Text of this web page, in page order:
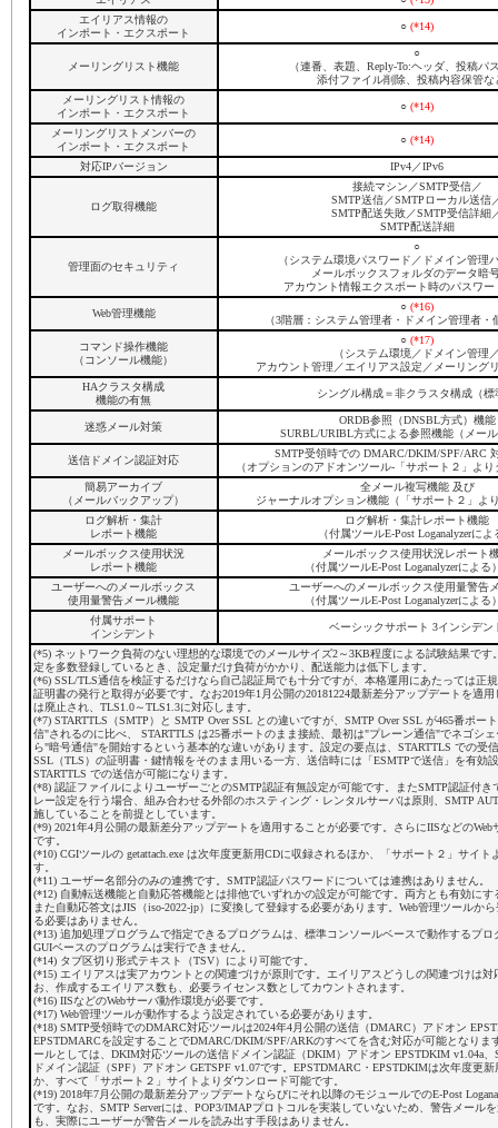
エイリアス情報の
インポート・エクスポート
○ (*14)
メーリングリスト機能
○
（連番、表題、Reply-To:ヘッダ、投稿パ
添付ファイル削除、投稿内容保管な
メーリングリスト情報の
インポート・エクスポート
○ (*14)
メーリングリストメンバーの
インポート・エクスポート
○ (*14)
対応IPバージョン IPv4／IPv6
ログ取得機能
接続マシン／SMTP受信／
SMTP送信／SMTPローカル送信
SMTP配送失敗／SMTP受信詳細
SMTP配送詳細
管理面のセキュリティ
○
（システム環境パスワード／ドメイン管理
メールボックスフォルダのデータ暗
アカウント情報エクスポート時のパスワー
Web管理機能
○ (*16)
（3階層：システム管理者・ドメイン管理者・
コマンド操作機能
（コンソール機能）
○ (*17)
（システム環境／ドメイン管理
アカウント管理／エイリアス設定／メーリング
HAクラスタ構成
機能の有無
シングル構成＝非クラスタ構成（標
迷惑メール対策
ORDB参照（DNSBL方式）機能
SURBL/URIBL方式による参照機能（メー
送信ドメイン認証対応
SMTP受領時での DMARC/DKIM/SPF/ARC
（オプションのアドオンツール-「サポート２」よ
簡易アーカイブ
（メールバックアップ）
全メール複写機能 及び
ジャーナルオプション機能（「サポート２」よ
ログ解析・集計
レポート機能
ログ解析・集計レポート機能
（付属ツールE-Post Loganalyzerによ
メールボックス使用状況
レポート機能
メールボックス使用状況レポート
（付属ツールE-Post Loganalyzerによる
ユーザーへのメールボックス
使用量警告メール機能
ユーザーへのメールボックス使用量警告
（付属ツールE-Post Loganalyzerによる
付属サポート
インシデント
ベーシックサポート 3インシデン
(*5) ネットワーク負荷のない理想的な環境でのメールサイズ2～3KB程度による試験結果です
定を多数登録しているとき、設定量だけ負荷がかかり、配送能力は低下します。
(*6) SSL/TLS通信を検証するだけなら自己認証局でも十分ですが、本格運用にあたっては正
証明書の発行と取得が必要です。なお2019年1月公開の20181224最新差分アップデートを適
は廃止され、TLS1.0～TLS1.3に対応します。
(*7) STARTTLS（SMTP）と SMTP Over SSL との違いですが、SMTP Over SSL が465番ポー
信"されるのに比べ、 STARTTLS は25番ポートのまま接続、最初は"プレーン通信"でネゴシ
ら"暗号通信"を開始するという基本的な違いがあります。設定の要点は、STARTTLS での受
SSL（TLS）の証明書・鍵情報をそのまま用いる一方、送信時には「ESMTPで送信」を有効
STARTTLS での送信が可能になります。
(*8) 認証ファイルによりユーザーごとのSMTP認証有無設定が可能です。またSMTP認証付き
レー設定を行う場合、組み合わせる外部のホスティング・レンタルサーバは原則、SMTP
施していることを前提としています。
(*9) 2021年4月公開の最新差分アップデートを適用することが必要です。さらにIISなどのWeb
です。
(*10) CGIツールの getattach.exe は次年度更新用CDに収録されるほか、「サポート２」サイト
す。
(*11) ユーザー名部分のみの連携です。SMTP認証パスワードについては連携はありません。
(*12) 自動転送機能と自動応答機能とは排他でいずれかの設定が可能です。両方とも有効にす
また自動応答文はJIS（iso-2022-jp）に変換して登録する必要があります。Web管理ツールか
る必要はありません。
(*13) 追加処理プログラムで指定できるプログラムは、標準コンソールベースで動作するプロ
GUIベースのプログラムは実行できません。
(*14) タブ区切り形式テキスト（TSV）により可能です。
(*15) エイリアスは実アカウントとの関連づけが原則です。エイリアスどうしの関連づけは対
お、作成するエイリアス数も、必要ライセンス数としてカウントされます。
(*16) IISなどのWebサーバ動作環境が必要です。
(*17) Web管理ツールが動作するよう設定されている必要があります。
(*18) SMTP受領時でのDMARC対応ツールは2024年4月公開の送信（DMARC）アドオン
EPSTDMARCを設定することでDMARC/DKIM/SPF/ARKのすべてを含む対応が可能となりま
ールとしては、DKIM対応ツールの送信ドメイン認証（DKIM）アドオン EPSTDKIM v1.04a、
ドメイン認証（SPF）アドオン GETSPF v1.07です。EPSTDMARC・EPSTDKIMは次年度更
か、すべて「サポート２」サイトよりダウンロード可能です。
(*19) 2018年7月公開の最新差分アップデートならびにそれ以降のモジュールでのE-Post
です。なお、SMTP Serverには、POP3/IMAPプロトコルを実装していないため、警告メール
も、実際にユーザーが警告メールを読み出す手段はありません。